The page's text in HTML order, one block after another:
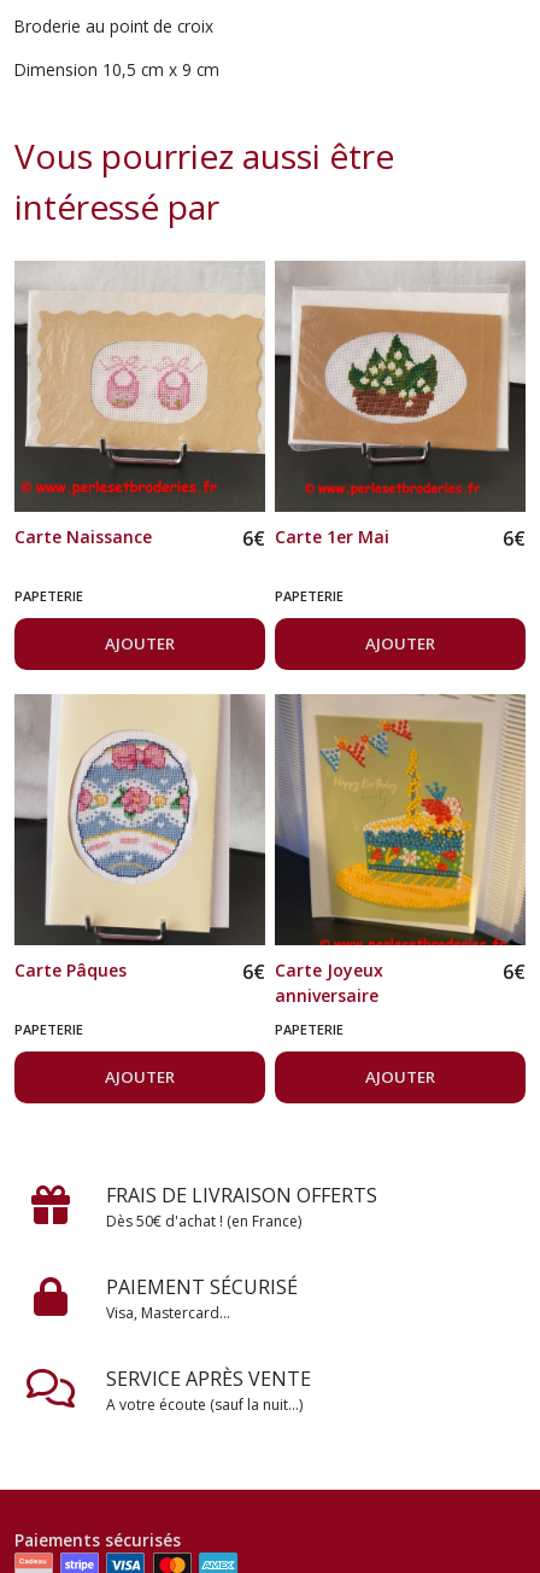
Broderie au point de croix
Dimension 10,5 cm x 9 cm
Vous pourriez aussi être
intéressé par
Carte Naissance 6€
PAPETERIE
AJOUTER
Carte 1er Mai 6€
PAPETERIE
AJOUTER
Carte Pâques 6€
PAPETERIE
AJOUTER
Carte Joyeux
anniversaire
6€
PAPETERIE
AJOUTER
FRAIS DE LIVRAISON OFFERTS
Dès 50€ d'achat ! (en France)
PAIEMENT SÉCURISÉ
Visa, Mastercard...
SERVICE APRÈS VENTE
A votre écoute (sauf la nuit...)
Paiements sécurisés